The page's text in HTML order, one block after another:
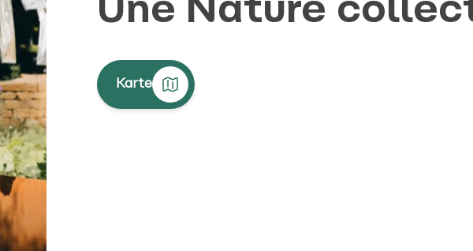
Une Nature
Karte